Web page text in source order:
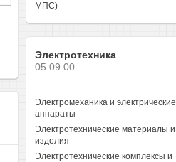
МПС)
Электротехника
05.09.00
Электромеханика и электрические
аппараты
Электротехнические материалы и
изделия
Электротехнические комплексы и